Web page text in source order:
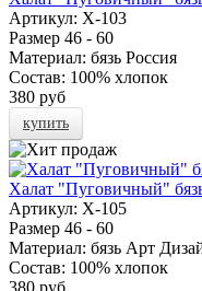
Артикул: Х-103
Размер 46 - 60
Материал: бязь Россия
Состав: 100% хлопок
380 руб
купить
Халат "Пуговичный"
Артикул: Х-105
Размер 46 - 60
Материал: бязь Арт
Состав: 100% хлопок
380 руб